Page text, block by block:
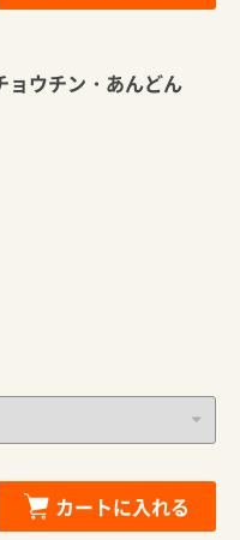
ョウチン・あんどん
カートに入れる
ました。
む